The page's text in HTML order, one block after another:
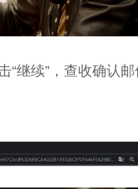
继续”，查收确认